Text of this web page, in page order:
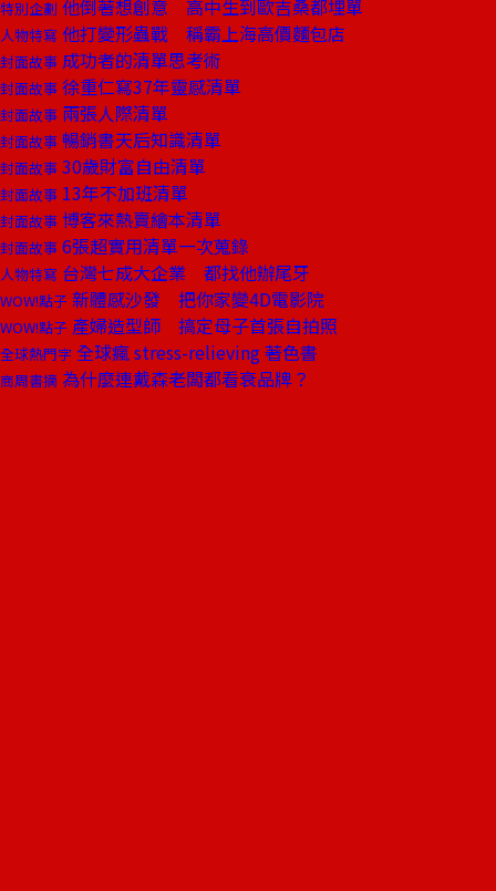
特別企劃 他倒著想創意 高中生到歐吉桑都埋單
人物特寫 他打變形蟲戰 稱霸上海高價麵包店
封面故事 成功者的清單思考術
封面故事 徐重仁寫37年靈感清單
封面故事 兩張人際清單
封面故事 暢銷書天后知識清單
封面故事 30歲財富自由清單
封面故事 13年不加班清單
封面故事 博客來熱賣繪本清單
封面故事 6張超實用清單一次蒐錄
人物特寫 台灣七成大企業 都找他辦尾牙
WOW!點子 新體感沙發 把你家變4D電影院
WOW!點子 產婦造型師 搞定母子首張自拍照
全球熱門字 全球瘋 stress-relieving 著色書
商周書摘 為什麼連戴森老闆都看衰品牌？